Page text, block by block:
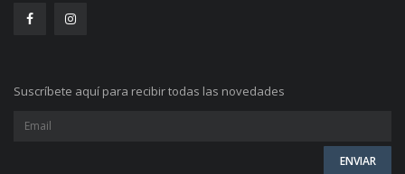
Suscríbete aquí para recibir todas las novedades